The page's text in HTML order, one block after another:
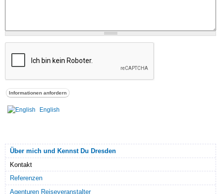
English
Über mich und Kennst Du Dresden
Kontakt
Referenzen
Agenturen Reiseveranstalter